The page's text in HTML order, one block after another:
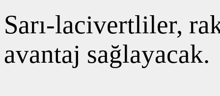
Sarı-lacivertliler,
avantaj sağlayacak.